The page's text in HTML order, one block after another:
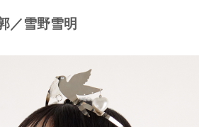
／雪野雪明